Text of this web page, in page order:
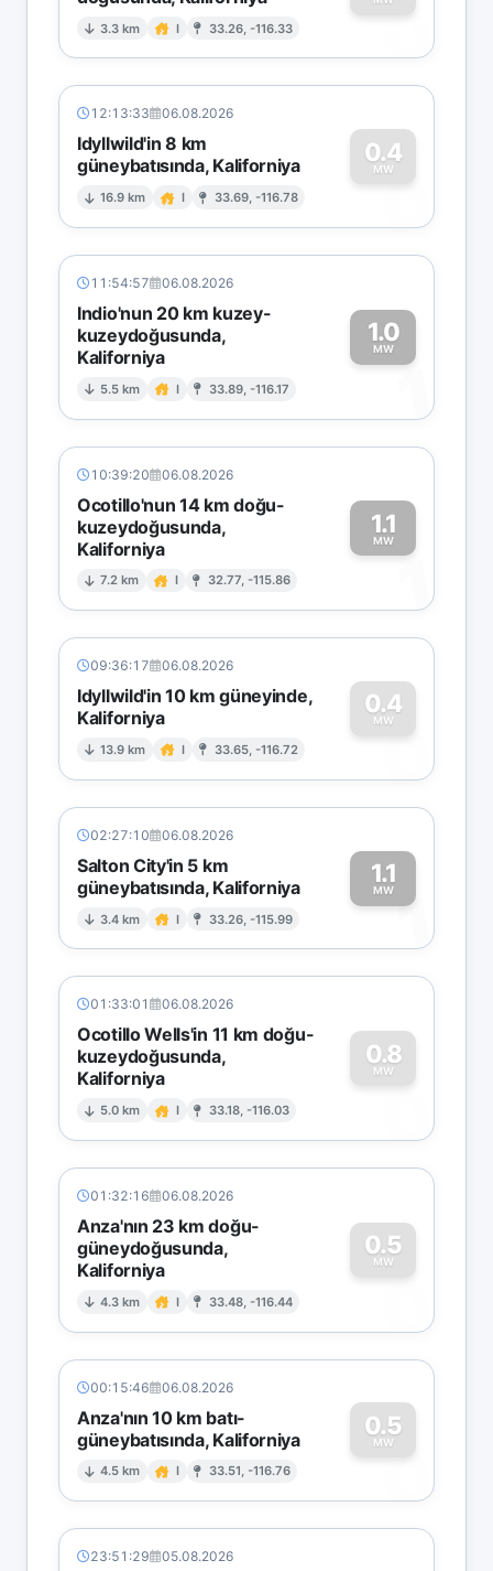
3.3 km I 33.26, -116.33 0
12:13:33 06.08.2026
Idyllwild'in 8 km
güneybatısında, Kaliforniya
16.9 km I 33.69, -116.78
0.4
MW
0
11:54:57 06.08.2026
Indio'nun 20 km kuzey-
kuzeydoğusunda,
Kaliforniya
5.5 km I 33.89, -116.17
1.0
MW
1
10:39:20 06.08.2026
Ocotillo'nun 14 km doğu-
kuzeydoğusunda,
Kaliforniya
7.2 km I 32.77, -115.86
1.1
MW
1
09:36:17 06.08.2026
Idyllwild'in 10 km güneyinde,
Kaliforniya
13.9 km I 33.65, -116.72
0.4
MW
0
02:27:10 06.08.2026
Salton City'in 5 km
güneybatısında, Kaliforniya
3.4 km I 33.26, -115.99
1.1
MW1
01:33:01 06.08.2026
Ocotillo Wells'in 11 km doğu-
kuzeydoğusunda,
Kaliforniya
5.0 km I 33.18, -116.03
0.8
MW
0
01:32:16 06.08.2026
Anza'nın 23 km doğu-
güneydoğusunda,
Kaliforniya
4.3 km I 33.48, -116.44
0.5
MW
0
00:15:46 06.08.2026
Anza'nın 10 km batı-
güneybatısında, Kaliforniya
4.5 km I 33.51, -116.76
0.5
MW
0
23:51:29 05.08.2026